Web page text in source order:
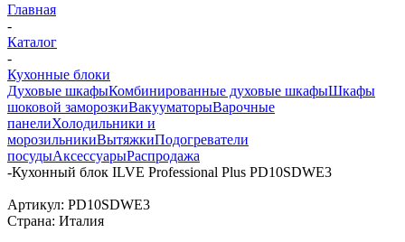
Главная
-
Каталог
-
Кухонные блоки
Духовые шкафыКомбинированные духовые шкафыШкафы
шоковой заморозкиВакууматорыВарочные
панелиХолодильники и
морозильникиВытяжкиПодогреватели
посудыАксессуарыРаспродажа
-Кухонный блок ILVE Professional Plus PD10SDWE3
Артикул: PD10SDWE3
Страна: Италия